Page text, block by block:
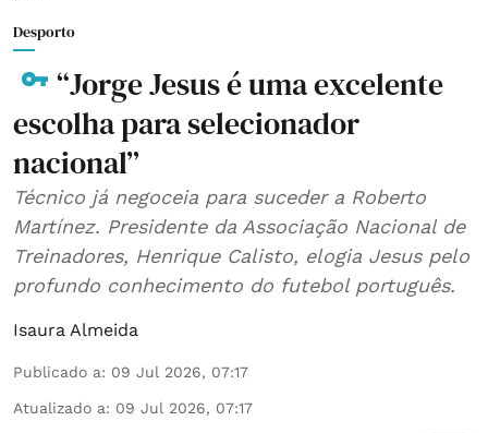
Desporto
“Jorge Jesus é uma excelente
escolha para selecionador
nacional”
Técnico já negoceia para suceder a Roberto
Martínez. Presidente da Associação Nacional de
Treinadores, Henrique Calisto, elogia Jesus pelo
profundo conhecimento do futebol português.
Isaura Almeida
Publicado a: 09 Jul 2026, 07:17
Atualizado a: 09 Jul 2026, 07:17